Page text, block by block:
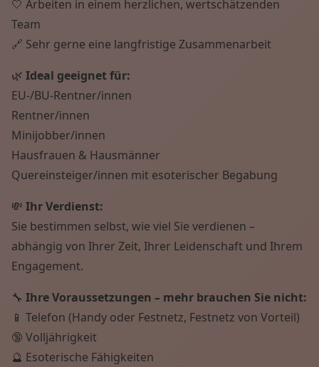
🤍 Arbeiten in einem herzlichen, wertschätzenden
Team
🔗 Sehr gerne eine langfristige Zusammenarbeit
🌿 Ideal geeignet für:
EU-/BU-Rentner/innen
Rentner/innen
Minijobber/innen
Hausfrauen & Hausmänner
Quereinsteiger/innen mit esoterischer Begabung
💸 Ihr Verdienst:
Sie bestimmen selbst, wie viel Sie verdienen –
abhängig von Ihrer Zeit, Ihrer Leidenschaft und Ihrem
Engagement.
🔧 Ihre Voraussetzungen – mehr brauchen Sie nicht:
📱 Telefon (Handy oder Festnetz, Festnetz von Vorteil)
🔞 Volljährigkeit
🔮 Esoterische Fähigkeiten